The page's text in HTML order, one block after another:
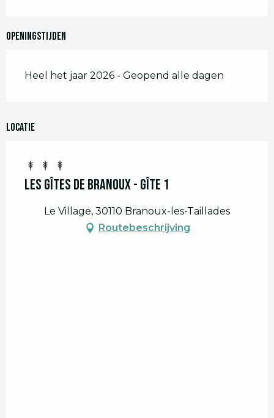
Openingstijden
Heel het jaar 2026 - Geopend alle dagen
Locatie
Les gîtes de Branoux - Gîte 1
Le Village, 30110 Branoux-les-Taillades
Routebeschrijving